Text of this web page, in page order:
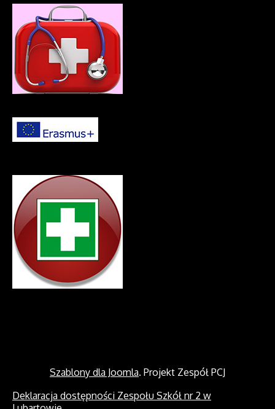
Szablony dla Joomla. Projekt Zespół PCJ
Deklaracja dostępności Zespołu Szkół nr 2 w